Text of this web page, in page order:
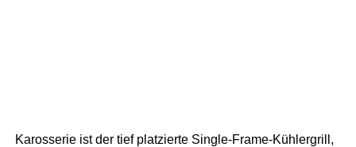
Karosserie ist der tief platzierte Single-Frame-Kühlergrill,